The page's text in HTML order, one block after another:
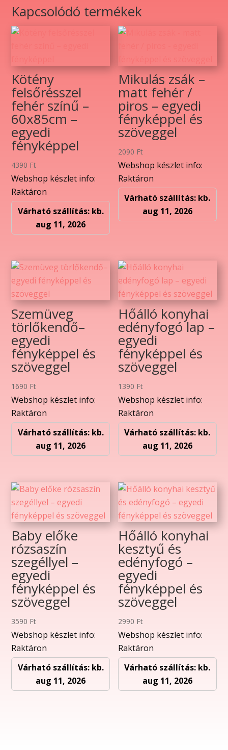
és
szöveggel
mennyiség
Kapcsolódó termékek
Kötény
felsőrésszel
fehér színű –
60x85cm –
egyedi
fényképpel
4390 Ft
Webshop készlet info:
Raktáron
Várható szállítás: kb.
aug 11, 2026
Mikulás zsák –
matt fehér /
piros – egyedi
fényképpel és
szöveggel
2090 Ft
Webshop készlet info:
Raktáron
Várható szállítás: kb.
aug 11, 2026
Szemüveg
törlőkendő–
egyedi
fényképpel és
szöveggel
1690 Ft
Webshop készlet info:
Raktáron
Várható szállítás: kb.
aug 11, 2026
Hőálló konyhai
edényfogó lap –
egyedi
fényképpel és
szöveggel
1390 Ft
Webshop készlet info:
Raktáron
Várható szállítás: kb.
aug 11, 2026
Baby előke
rózsaszín
szegéllyel –
egyedi
fényképpel és
szöveggel
3590 Ft
Webshop készlet info:
Raktáron
Várható szállítás: kb.
aug 11, 2026
Hőálló konyhai
kesztyű és
edényfogó –
egyedi
fényképpel és
szöveggel
2990 Ft
Webshop készlet info:
Raktáron
Várható szállítás: kb.
aug 11, 2026